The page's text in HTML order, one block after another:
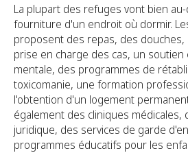
La plupart des refuges vont bien
fourniture d'un endroit où dormir.
proposent des repas, des
prise en charge des cas, un
mentale, des programmes de
toxicomanie, une formation
l'obtention d'un logement
également des cliniques médicales,
juridique, des services de garde
programmes éducatifs pour les